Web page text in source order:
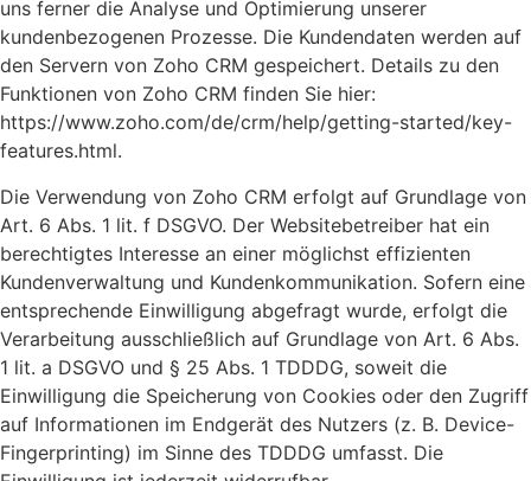
uns ferner die Analyse und Optimierung unserer
kundenbezogenen Prozesse. Die Kundendaten werden auf
den Servern von Zoho CRM gespeichert. Details zu den
Funktionen von Zoho CRM finden Sie hier:
https://www.zoho.com/de/crm/help/getting-started/key-
features.html.
Die Verwendung von Zoho CRM erfolgt auf Grundlage von
Art. 6 Abs. 1 lit. f DSGVO. Der Websitebetreiber hat ein
berechtigtes Interesse an einer möglichst effizienten
Kundenverwaltung und Kundenkommunikation. Sofern eine
entsprechende Einwilligung abgefragt wurde, erfolgt die
Verarbeitung ausschließlich auf Grundlage von Art. 6 Abs.
1 lit. a DSGVO und § 25 Abs. 1 TDDDG, soweit die
Einwilligung die Speicherung von Cookies oder den Zugriff
auf Informationen im Endgerät des Nutzers (z. B. Device-
Fingerprinting) im Sinne des TDDDG umfasst. Die